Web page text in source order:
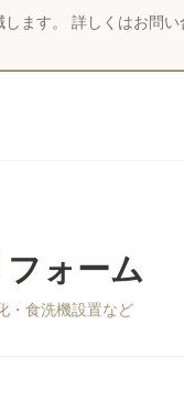
ます。 詳しくはお問い
ォーム
・食洗機設置など